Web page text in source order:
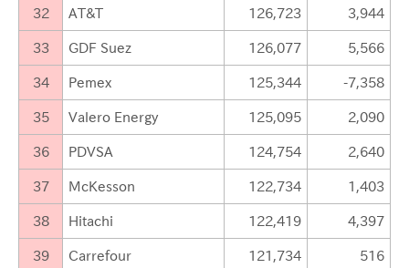
32 AT&T 126,723 3,944
33 GDF Suez 126,077 5,566
34 Pemex 125,344 -7,358
35 Valero Energy 125,095 2,090
36 PDVSA 124,754 2,640
37 McKesson 122,734 1,403
38 Hitachi 122,419 4,397
39 Carrefour 121,734 516